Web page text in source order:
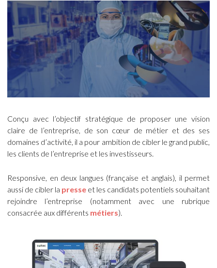
Conçu avec l’objectif stratégique de proposer une vision
claire de l’entreprise, de son cœur de métier et des ses
domaines d’activité, il a pour ambition de cibler le grand public,
les clients de l’entreprise et les investisseurs.
Responsive, en deux langues (française et anglais), il permet
aussi de cibler la presse et les candidats potentiels souhaitant
rejoindre l’entreprise (notamment avec une rubrique
consacrée aux différents métiers).